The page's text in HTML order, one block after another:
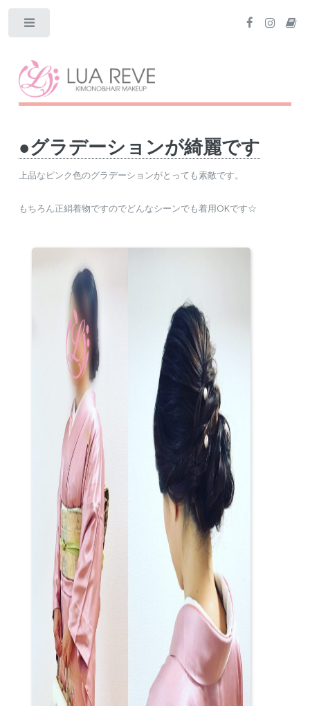
●グラデーションが綺麗です
上品なピンク色のグラデーションがとっても素敵です。
もちろん正絹着物ですのでどんなシーンでも着用OKです☆